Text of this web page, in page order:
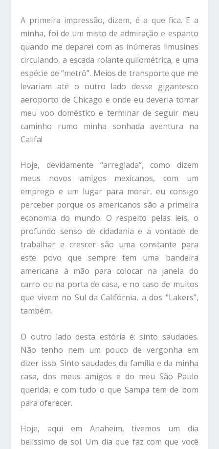
A primeira impressão, dizem, é a que fica. E a
minha, foi de um misto de admiração e espanto
quando me deparei com as inúmeras limusines
circulando, a escada rolante quilométrica, e uma
espécie de “metrô”. Meios de transporte que me
levariam até o outro lado desse gigantesco
aeroporto de Chicago e onde eu deveria tomar
meu voo doméstico e terminar de seguir meu
caminho rumo minha sonhada aventura na
Califa!
Hoje, devidamente “arreglada”, como dizem
meus novos amigos mexicanos, com um
emprego e um lugar para morar, eu consigo
perceber porque os americanos são a primeira
economia do mundo. O respeito pelas leis, o
profundo senso de cidadania e a vontade de
trabalhar e crescer são uma constante para
este povo que sempre tem uma bandeira
americana à mão para colocar na janela do
carro ou na porta de casa, e no caso de muitos
que vivem no Sul da Califórnia, a dos “Lakers”,
também.
O outro lado desta estória é: sinto saudades.
Não tenho nem um pouco de vergonha em
dizer isso. Sinto saudades da família e da minha
casa, dos meus amigos e do meu São Paulo
querida, e com tudo o que Sampa tem de bom
para oferecer.
Hoje, aqui em Anaheim, tivemos um dia
belíssimo de sol. Um dia que faz com que você